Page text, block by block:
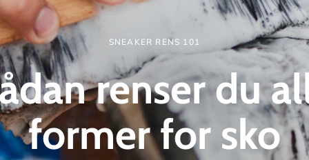
SNEAKER RENS 101
renser du
former for sko